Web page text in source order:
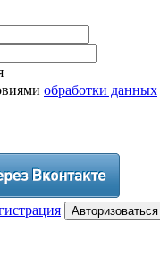
обработки данных
Авторизоваться